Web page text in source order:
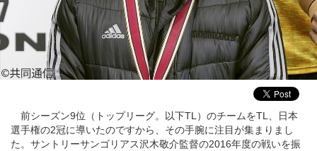
前シーズン9位（トップリーグ。以下TL）のチームをTL、日本
選手権の2冠に導いたのですから、その手腕に注目が集まりまし
た。サントリーサンゴリアス沢木敬介監督の2016年度の戦いを振